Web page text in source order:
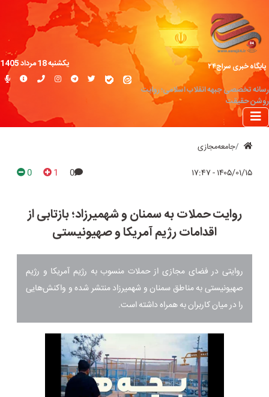
پایگاه خبری سراج۲۴
رسانه تخصصی جبهه انقلاب اسلامی؛ روایت
روشن حقیقت
یکشنبه 18 مرداد 1405
جامعه‌مجازی
۱۴۰۵/۰۱/۱۵ - ۱۷:۴۷ 0
1
0
روایت حملات به سمنان و شهمیرزاد؛ بازتابی از
اقدامات رژیم آمریکا و صهیونیستی
روایتی در فضای مجازی از حملات منسوب به رژیم آمریکا و رژیم
صهیونیستی به مناطق سمنان و شهمیرزاد منتشر شده و واکنش‌هایی
را در میان کاربران به همراه داشته است.